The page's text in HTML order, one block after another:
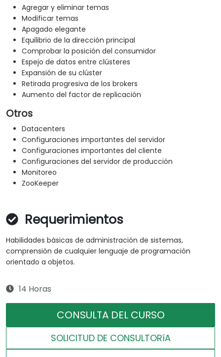
Agregar y eliminar temas
Modificar temas
Apagado elegante
Equilibrio de la dirección principal
Comprobar la posición del consumidor
Espejo de datos entre clústeres
Expansión de su clúster
Retirada progresiva de los brokers
Aumento del factor de replicación
Otros
Datacenters
Configuraciones importantes del servidor
Configuraciones importantes del cliente
Configuraciones del servidor de producción
Monitoreo
ZooKeeper
Requerimientos
Habilidades básicas de administración de sistemas,
comprensión de cualquier lenguaje de programación
orientado a objetos.
14 Horas
CONSULTA DEL CURSO
SOLICITUD DE CONSULTORíA